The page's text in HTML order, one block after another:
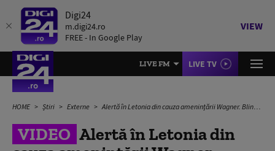
Digi24
m.digi24.ro
FREE - In Google Play
VIEW
LIVE FM LIVE TV
HOME Știri Externe Alertă în Letonia din cauza amenințării Wagner. Blindate scoase pe străzi, soldați mobilizați la granițele cu Belarus și Rusia
VIDEO Alertă în Letonia din